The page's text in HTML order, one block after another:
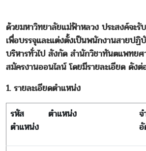
ด้วยมหาวิทยาลัยแม่ฟ้าหลวง ประสงค์จะ
เพื่อบรรจุและแต่งตั้งเป็นพนักงานสายปฏิ
บริหารทั่วไป สังกัด สำนักวิชาทันตแพทย
สมัครงานออนไลน์ โดยมีรายละเอียด ดังต่
1. รายละเอียดตำแหน่ง
รหัส
ตำแหน่ง
ตำแหน่ง
อั